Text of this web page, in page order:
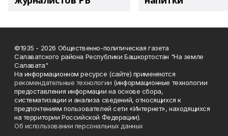
©1935 - 2026 Общественно-политическая газета
Салаватского района Республики Башкортостан "На земле
Салавата"
На информационном ресурсе (сайте) применяются
рекомендательные технологии (информационные технологии
предоставления информации на основе сбора,
систематизации и анализа сведений, относящихся к
предпочтениям пользователей сети «Интернет», находящихся
на территории Российской Федерации).
Об использовании персональных данных